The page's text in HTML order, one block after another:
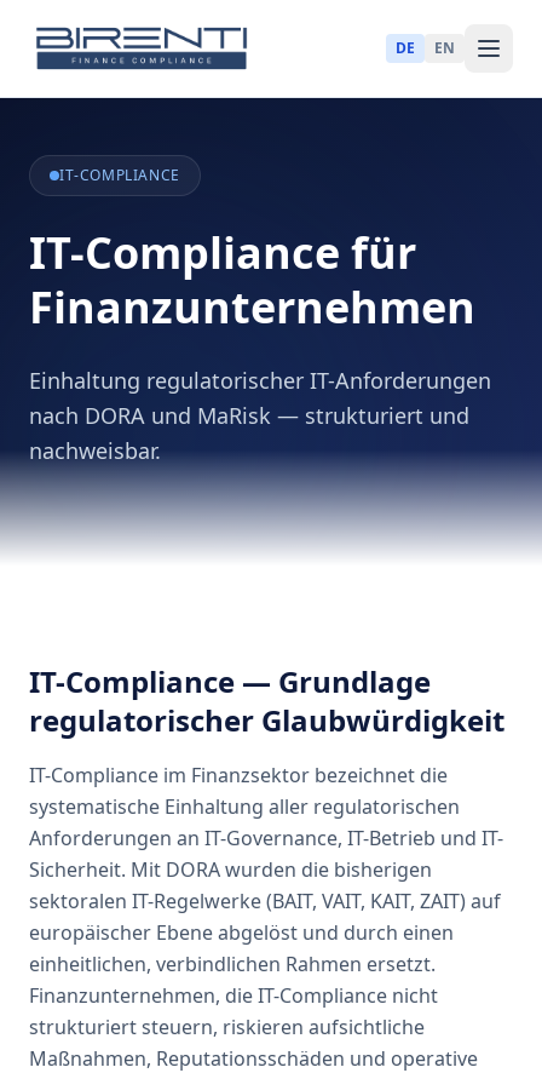
DE EN
IT-COMPLIANCE
IT-Compliance für
Finanzunternehmen
Einhaltung regulatorischer IT-Anforderungen
nach DORA und MaRisk — strukturiert und
nachweisbar.
IT-Compliance — Grundlage
regulatorischer Glaubwürdigkeit
IT-Compliance im Finanzsektor bezeichnet die
systematische Einhaltung aller regulatorischen
Anforderungen an IT-Governance, IT-Betrieb und IT-
Sicherheit. Mit DORA wurden die bisherigen
sektoralen IT-Regelwerke (BAIT, VAIT, KAIT, ZAIT) auf
europäischer Ebene abgelöst und durch einen
einheitlichen, verbindlichen Rahmen ersetzt.
Finanzunternehmen, die IT-Compliance nicht
strukturiert steuern, riskieren aufsichtliche
Maßnahmen, Reputationsschäden und operative